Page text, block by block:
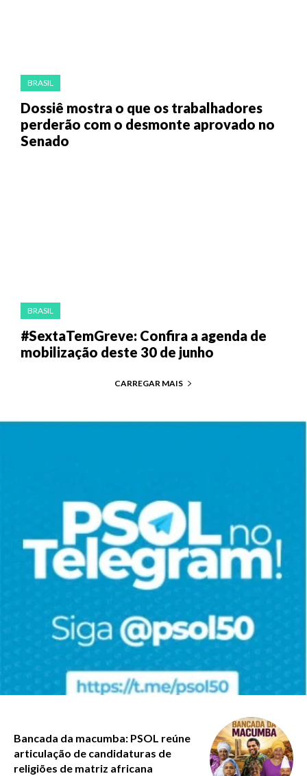
BRASIL
Dossiê mostra o que os trabalhadores
perderão com o desmonte aprovado no
Senado
BRASIL
#SextaTemGreve: Confira a agenda de
mobilização deste 30 de junho
CARREGAR MAIS
Bancada da macumba: PSOL reúne
articulação de candidaturas de
religiões de matriz africana